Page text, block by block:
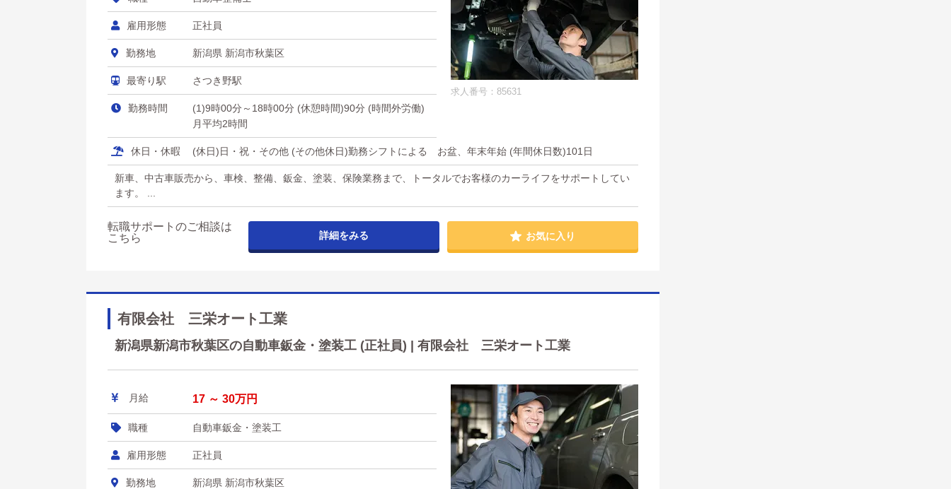
求人番号：85631
雇用形態 正社員
勤務地 新潟県 新潟市秋葉区
最寄り駅 さつき野駅
勤務時間
(1)9時00分～18時00分 (休憩時間)90分 (時間外労働)
月平均2時間
休日・休暇 (休日)日・祝・その他 (その他休日)勤務シフトによる お盆、年末年始 (年間休日数)101日
新車、中古車販売から、車検、整備、鈑金、塗装、保険業務まで、トータルでお客様のカーライフをサポートしてい
ます。 ...
転職サポートのご相談は
こちら
詳細をみる お気に入り
有限会社 三栄オート工業
新潟県新潟市秋葉区の自動車鈑金・塗装工 (正社員) | 有限会社 三栄オート工業
月給 17 ～ 30万円
職種 自動車鈑金・塗装工
雇用形態 正社員
勤務地 新潟県 新潟市秋葉区